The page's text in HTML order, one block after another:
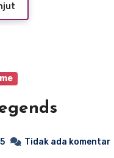
Tidak ada komentar